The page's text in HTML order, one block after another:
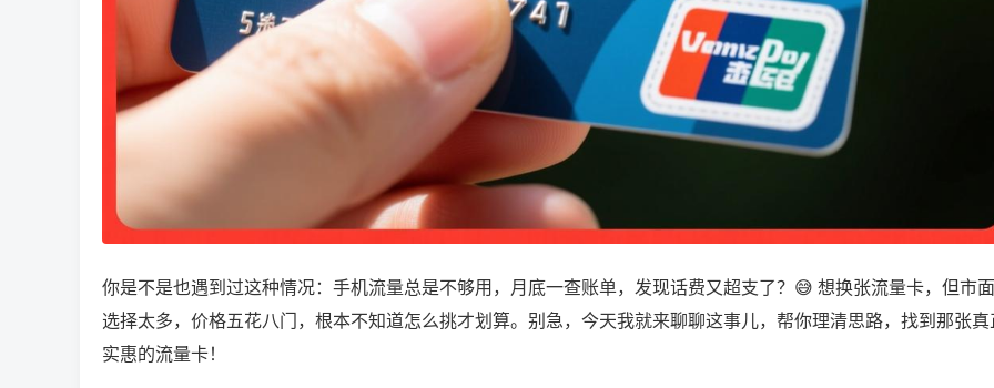
你是不是也遇到过这种情况：手机流量总是不够用，月底一查账单，发现话费又超支了？😅 想换张流量卡，但市
选择太多，价格五花八门，根本不知道怎么挑才划算。别急，今天我就来聊聊这事儿，帮你理清思路，找到那张真
实惠的流量卡！